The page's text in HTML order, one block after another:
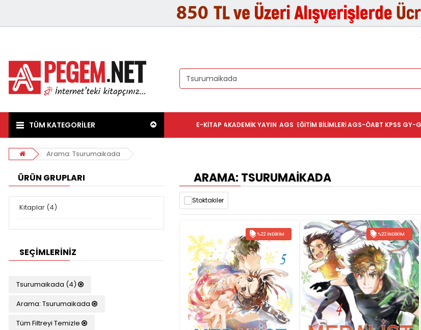
TÜM KATEGORİLER KPSS GY-
AGS-ÖABT
EĞITIM BILIMLERI
AGS
AKADEMIK YAYIN
E-KITAP
Arama: Tsurumaikada
ÜRÜN GRUPLARI
Kitaplar (4)
SEÇIMLERINIZ
Tsurumaikada (4)
Arama: Tsurumaikada
Tüm Filtreyi Temizle
ARAMA: TSURUMAIKADA
Stoktakiler
%22 İNDIRIM %22 İNDIRIM